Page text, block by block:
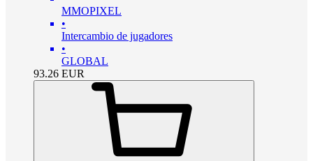
MMOPIXEL
•
Intercambio de jugadores
•
GLOBAL
93.26 EUR